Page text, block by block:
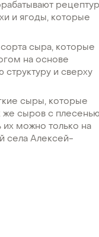
и ягоды, которые
сыра, которые
на основе
и сверху
сыры, которые
же сыров с
их можно только на
села Алексей-